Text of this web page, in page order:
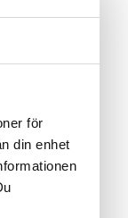
för
din enhet